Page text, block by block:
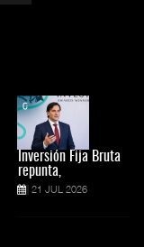
Inversión Fija Bruta
repunta,
21 JUL 2026